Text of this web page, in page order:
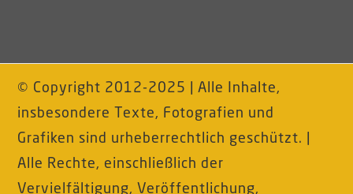
© Copyright 2012-2025 | Alle Inhalte,
insbesondere Texte, Fotografien und
Grafiken sind urheberrechtlich geschützt. |
Alle Rechte, einschließlich der
Vervielfältigung, Veröffentlichung,